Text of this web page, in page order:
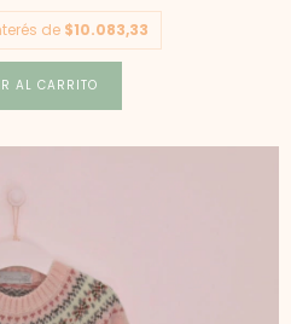
de $10.083,33
AL CARRITO